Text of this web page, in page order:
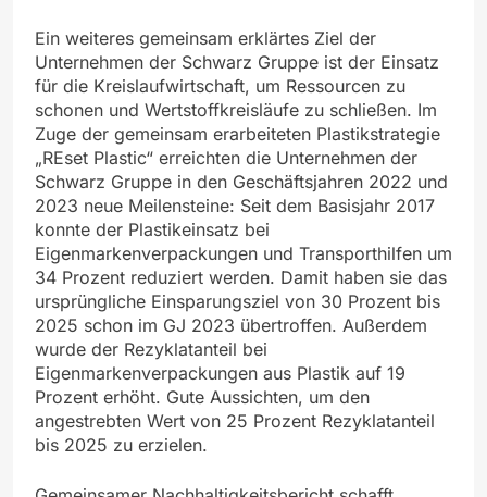
Ein weiteres gemeinsam erklärtes Ziel der
Unternehmen der Schwarz Gruppe ist der Einsatz
für die Kreislaufwirtschaft, um Ressourcen zu
schonen und Wertstoffkreisläufe zu schließen. Im
Zuge der gemeinsam erarbeiteten Plastikstrategie
„REset Plastic“ erreichten die Unternehmen der
Schwarz Gruppe in den Geschäftsjahren 2022 und
2023 neue Meilensteine: Seit dem Basisjahr 2017
konnte der Plastikeinsatz bei
Eigenmarkenverpackungen und Transporthilfen um
34 Prozent reduziert werden. Damit haben sie das
ursprüngliche Einsparungsziel von 30 Prozent bis
2025 schon im GJ 2023 übertroffen. Außerdem
wurde der Rezyklatanteil bei
Eigenmarkenverpackungen aus Plastik auf 19
Prozent erhöht. Gute Aussichten, um den
angestrebten Wert von 25 Prozent Rezyklatanteil
bis 2025 zu erzielen.